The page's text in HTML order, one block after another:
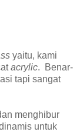
yaitu, kami
acrylic. Benar-
tapi sangat
menghibur
untuk